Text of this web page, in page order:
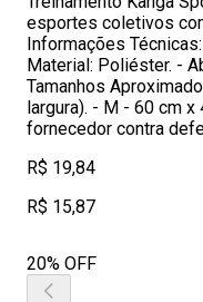
esportes coletivos
Informações
Material: Poliéster. -
Tamanhos
largura). - M - 60 cm x
fornecedor contra
R$ 19,84
R$ 15,87
20% OFF